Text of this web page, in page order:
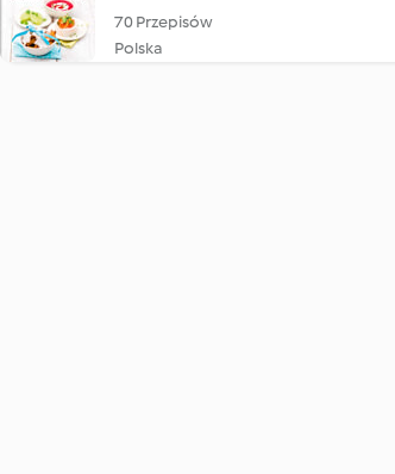
70 Przepisów
Polska